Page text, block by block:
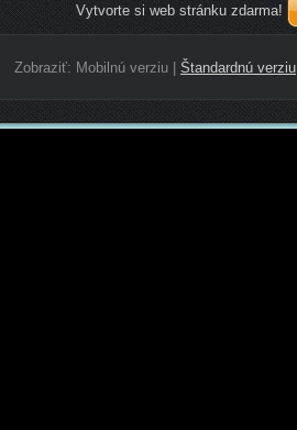
Vytvorte si web stránku zdarma!
Zobraziť: Mobilnú verziu| Štandardnú verziu